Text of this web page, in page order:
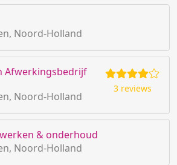
Noord-Holland
Afwerkingsbedrijf
Noord-Holland
3 reviews
& onderhoud
Noord-Holland